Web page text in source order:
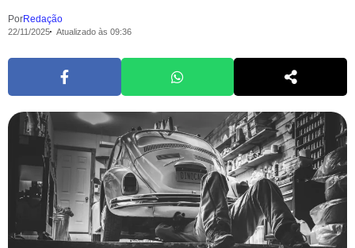
PorRedação
22/11/2025 Atualizado às 09:36